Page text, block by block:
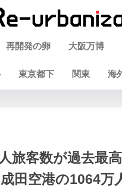
再開発の卵 大阪万博
東京都下 関東 海
旅客数が過去最
田空港の1064万